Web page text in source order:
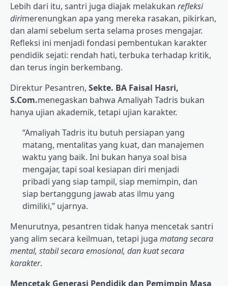
Lebih dari itu, santri juga diajak melakukan refleksi
dirimerenungkan apa yang mereka rasakan, pikirkan,
dan alami sebelum serta selama proses mengajar.
Refleksi ini menjadi fondasi pembentukan karakter
pendidik sejati: rendah hati, terbuka terhadap kritik,
dan terus ingin berkembang.
Direktur Pesantren, Sekte. BA Faisal Hasri,
S.Com.menegaskan bahwa Amaliyah Tadris bukan
hanya ujian akademik, tetapi ujian karakter.
“Amaliyah Tadris itu butuh persiapan yang
matang, mentalitas yang kuat, dan manajemen
waktu yang baik. Ini bukan hanya soal bisa
mengajar, tapi soal kesiapan diri menjadi
pribadi yang siap tampil, siap memimpin, dan
siap bertanggung jawab atas ilmu yang
dimiliki,” ujarnya.
Menurutnya, pesantren tidak hanya mencetak santri
yang alim secara keilmuan, tetapi juga matang secara
mental, stabil secara emosional, dan kuat secara
karakter.
Mencetak Generasi Pendidik dan Pemimpin Masa